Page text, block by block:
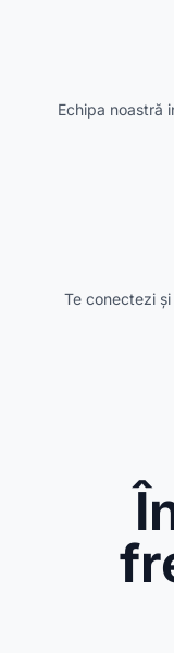
Echipa noastră
Te conectezi